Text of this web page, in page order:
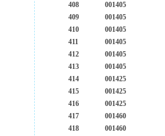
408
001405
409
001405
410
001405
411
001405
412
001405
413
001405
414
001425
415
001425
416
001425
417
001460
418
001460